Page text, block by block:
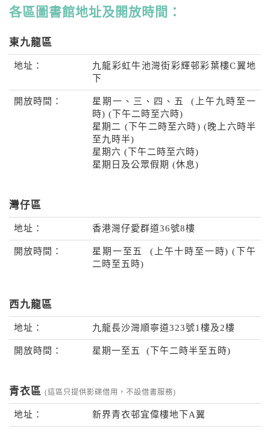
各區圖書館地址及開放時間：
東九龍區
地址：
九龍彩虹牛池灣街彩輝邨彩葉樓C翼地
下
開放時間：
星期一、三、四、五 (上午九時至一
時) (下午二時至六時)
星期二 (下午二時至六時) (晚上六時半
至九時半)
星期六 (下午二時至六時)
星期日及公眾假期 (休息)
灣仔區
地址： 香港灣仔愛群道36號8樓
開放時間：
星期一至五 (上午十時至一時) (下午
二時至五時)
西九龍區
地址： 九龍長沙灣順寧道323號1樓及2樓
開放時間： 星期一至五 (下午二時半至五時)
青衣區 (這區只提供影碟借用，不設借書服務)
地址： 新界青衣邨宜偉樓地下A翼